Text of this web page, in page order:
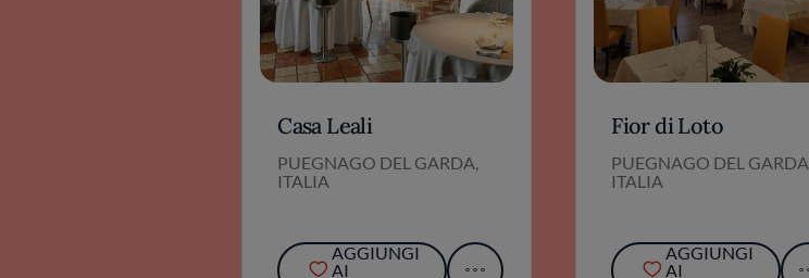
Casa Leali
PUEGNAGO DEL GARDA,
ITALIA
AGGIUNGI
AI
Fior di Loto
PUEGNAGO DEL GARDA,
ITALIA
AGGIUNGI
AI